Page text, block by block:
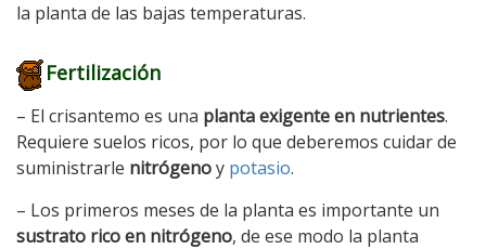
la planta de las bajas temperaturas.
Fertilización
– El crisantemo es una plantaexigente en nutrientes.
Requiere suelos ricos, por lo que deberemos cuidar de
suministrarle nitrógenoy potasio.
– Los primeros meses de la planta es importante un
sustrato rico en nitrógeno, de ese modo la planta